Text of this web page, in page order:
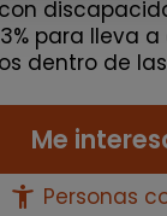
para lleva
dentro de
Me
accessibility_new Personas